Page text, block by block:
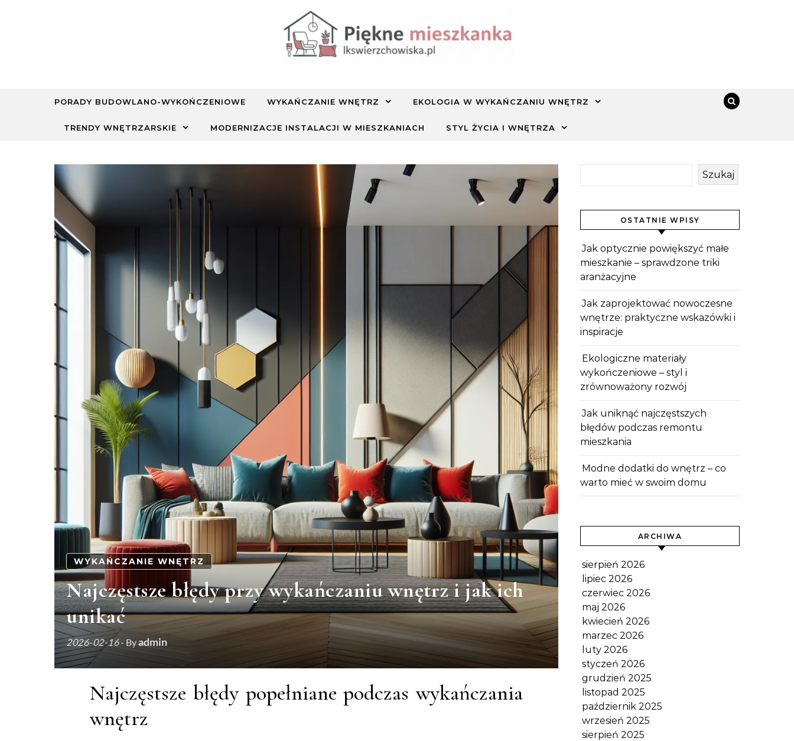
PORADY BUDOWLANO-WYKOŃCZENIOWE WYKAŃCZANIE WNĘTRZ EKOLOGIA W WYKAŃCZANIU WNĘTRZ
TRENDY WNĘTRZARSKIE MODERNIZACJE INSTALACJI W MIESZKANIACH STYL ŻYCIA I WNĘTRZA
WYKAŃCZANIE WNĘTRZ
Najczęstsze błędy przy wykańczaniu wnętrz i jak ich
unikać
2026-02-16- Byadmin
Najczęstsze błędy popełniane podczas wykańczania
wnętrz
Szukaj
OSTATNIE WPISY
Jak optycznie powiększyć małe
mieszkanie – sprawdzone triki
aranżacyjne
Jak zaprojektować nowoczesne
wnętrze: praktyczne wskazówki i
inspiracje
Ekologiczne materiały
wykończeniowe – styl i
zrównoważony rozwój
Jak uniknąć najczęstszych
błędów podczas remontu
mieszkania
Modne dodatki do wnętrz – co
warto mieć w swoim domu
ARCHIWA
sierpień 2026
lipiec 2026
czerwiec 2026
maj 2026
kwiecień 2026
marzec 2026
luty 2026
styczeń 2026
grudzień 2025
listopad 2025
październik 2025
wrzesień 2025
sierpień 2025